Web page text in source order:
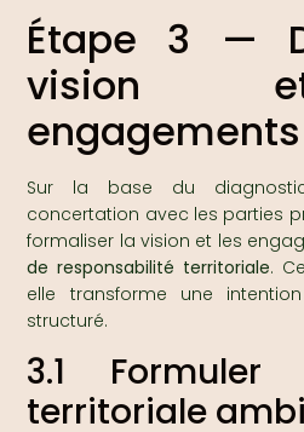
Étape 3 —
vision
Sur la base du
concertation avec les parties
formaliser la vision et les
de responsabilité territoriale.
elle transforme une
structuré.
3.1
territoriale